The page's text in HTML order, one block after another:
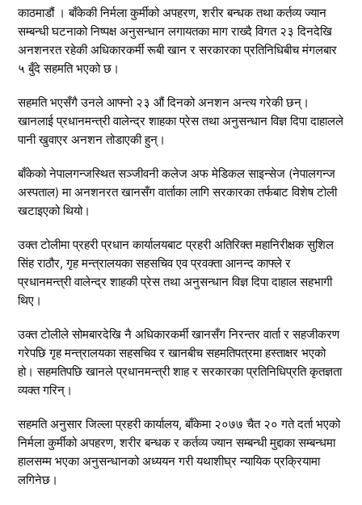
काठमाडौं । बाँकेकी निर्मला कुर्मीको अपहरण, शरीर बन्धक तथा कर्तव्य ज्यान
सम्बन्धी घटनाको निष्पक्ष अनुसन्धान लगायतका माग राख्दै विगत २३ दिनदेखि
अनशनरत रहेकी अधिकारकर्मी रूबी खान र सरकारका प्रतिनिधिबीच मंगलबार
५ बुँदे सहमति भएको छ।
सहमति भएसँगै उनले आफ्नो २३ औं दिनको अनशन अन्त्य गरेकी छन्।
खानलाई प्रधानमन्त्री वालेन्द्र शाहका प्रेस तथा अनुसन्धान विज्ञ दिपा दाहालले
पानी खुवाएर अनशन तोडाएकी हुन्।
बाँकेको नेपालगन्जस्थित सञ्जीवनी कलेज अफ मेडिकल साइन्सेज (नेपालगन्ज
अस्पताल) मा अनशनरत खानसँग वार्ताका लागि सरकारका तर्फबाट विशेष टोली
खटाइएको थियो।
उक्त टोलीमा प्रहरी प्रधान कार्यालयबाट प्रहरी अतिरिक्त महानिरीक्षक सुशिल
सिंह राठौर, गृह मन्त्रालयका सहसचिव एव प्रवक्ता आनन्द काफ्ले र
प्रधानमन्त्री वालेन्द्र शाहकी प्रेस तथा अनुसन्धान विज्ञ दिपा दाहाल सहभागी
थिए।
उक्त टोलीले सोमबारदेखि नै अधिकारकर्मी खानसँग निरन्तर वार्ता र सहजीकरण
गरेपछि गृह मन्त्रालयका सहसचिव र खानबीच सहमतिपत्रमा हस्ताक्षर भएको
हो। सहमतिपछि खानले प्रधानमन्त्री शाह र सरकारका प्रतिनिधिप्रति कृतज्ञता
व्यक्त गरिन्।
​सहमति अनुसार जिल्ला प्रहरी कार्यालय, बाँकेमा २०७७ चैत २० गते दर्ता भएको
निर्मला कुर्मीको अपहरण, शरीर बन्धक र कर्तव्य ज्यान सम्बन्धी मुद्दाका सम्बन्धमा
हालसम्म भएका अनुसन्धानको अध्ययन गरी यथाशीघ्र न्यायिक प्रक्रियामा
लगिनेछ।